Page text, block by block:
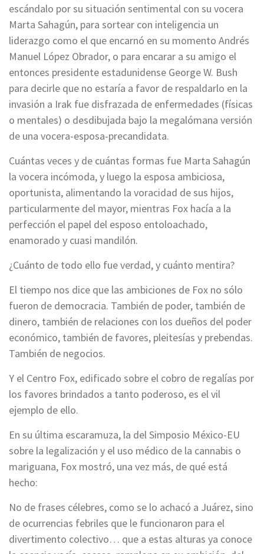
escándalo por su situación sentimental con su vocera
Marta Sahagún, para sortear con inteligencia un
liderazgo como el que encarnó en su momento Andrés
Manuel López Obrador, o para encarar a su amigo el
entonces presidente estadunidense George W. Bush
para decirle que no estaría a favor de respaldarlo en la
invasión a Irak fue disfrazada de enfermedades (físicas
o mentales) o desdibujada bajo la megalómana versión
de una vocera-esposa-precandidata.
Cuántas veces y de cuántas formas fue Marta Sahagún
la vocera incómoda, y luego la esposa ambiciosa,
oportunista, alimentando la voracidad de sus hijos,
particularmente del mayor, mientras Fox hacía a la
perfección el papel del esposo entoloachado,
enamorado y cuasi mandilón.
¿Cuánto de todo ello fue verdad, y cuánto mentira?
El tiempo nos dice que las ambiciones de Fox no sólo
fueron de democracia. También de poder, también de
dinero, también de relaciones con los dueños del poder
económico, también de favores, pleitesías y prebendas.
También de negocios.
Y el Centro Fox, edificado sobre el cobro de regalías por
los favores brindados a tanto poderoso, es el vil
ejemplo de ello.
En su última escaramuza, la del Simposio México-EU
sobre la legalización y el uso médico de la cannabis o
mariguana, Fox mostró, una vez más, de qué está
hecho:
No de frases célebres, como se lo achacó a Juárez, sino
de ocurrencias febriles que le funcionaron para el
divertimento colectivo… que a estas alturas ya conoce